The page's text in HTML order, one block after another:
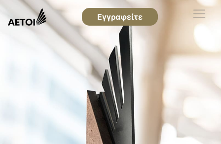
Εγγραφείτε